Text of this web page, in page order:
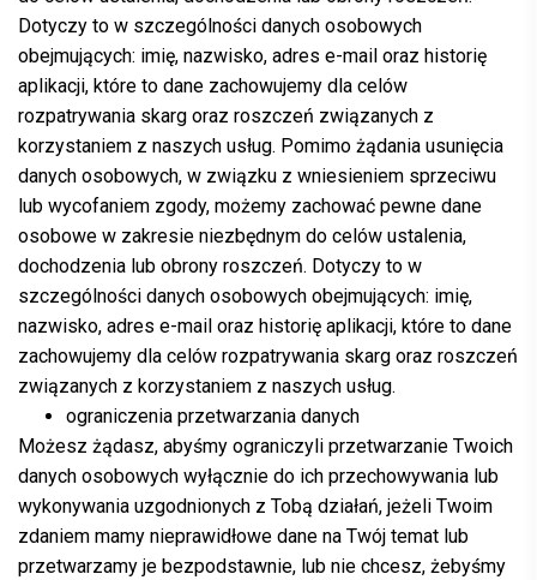
Dotyczy to w szczególności danych osobowych
obejmujących: imię, nazwisko, adres e-mail oraz historię
aplikacji, które to dane zachowujemy dla celów
rozpatrywania skarg oraz roszczeń związanych z
korzystaniem z naszych usług. Pomimo żądania usunięcia
danych osobowych, w związku z wniesieniem sprzeciwu
lub wycofaniem zgody, możemy zachować pewne dane
osobowe w zakresie niezbędnym do celów ustalenia,
dochodzenia lub obrony roszczeń. Dotyczy to w
szczególności danych osobowych obejmujących: imię,
nazwisko, adres e-mail oraz historię aplikacji, które to dane
zachowujemy dla celów rozpatrywania skarg oraz roszczeń
związanych z korzystaniem z naszych usług.
ograniczenia przetwarzania danych
Możesz żądasz, abyśmy ograniczyli przetwarzanie Twoich
danych osobowych wyłącznie do ich przechowywania lub
wykonywania uzgodnionych z Tobą działań, jeżeli Twoim
zdaniem mamy nieprawidłowe dane na Twój temat lub
przetwarzamy je bezpodstawnie, lub nie chcesz, żebyśmy